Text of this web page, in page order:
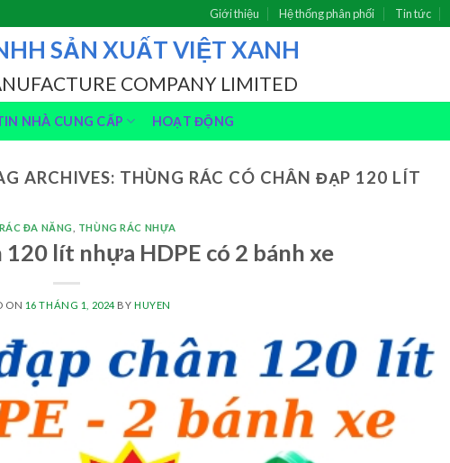
Giới thiệu Hệ thống phân phối Tin tức
SẢN XUẤT VIỆT XANH
COMPANY LIMITED
NHÀ CUNG CẤP HOẠT ĐỘNG
ARCHIVES: THÙNG RÁC CÓ CHÂN ĐẠP 120 LÍT
ĐA NĂNG THÙNG RÁC NHỰA
lít nhựa HDPE có 2 bánh xe
ON 16 THÁNG 1, 2024BY HUYEN